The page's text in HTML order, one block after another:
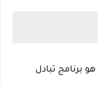
هو برنامج تبادل